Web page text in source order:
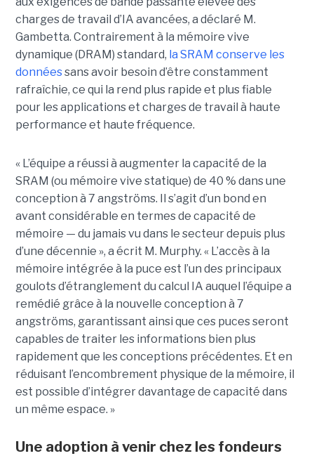
charges de travail d’IA avancées, a déclaré M.
Gambetta. Contrairement à la mémoire vive
dynamique (DRAM) standard, la SRAM conserve les
donnéessans avoir besoin d’être constamment
rafraîchie, ce qui la rend plus rapide et plus fiable
pour les applications et charges de travail à haute
performance et haute fréquence.
« L’équipe a réussi à augmenter la capacité de la
SRAM (ou mémoire vive statique) de 40 % dans une
conception à 7 angströms. Il s’agit d’un bond en
avant considérable en termes de capacité de
mémoire — du jamais vu dans le secteur depuis plus
d’une décennie », a écrit M. Murphy. « L’accès à la
mémoire intégrée à la puce est l’un des principaux
goulots d’étranglement du calcul IA auquel l’équipe a
remédié grâce à la nouvelle conception à 7
angströms, garantissant ainsi que ces puces seront
capables de traiter les informations bien plus
rapidement que les conceptions précédentes. Et en
réduisant l’encombrement physique de la mémoire, il
est possible d’intégrer davantage de capacité dans
un même espace. »
Une adoption à venir chez les fondeurs